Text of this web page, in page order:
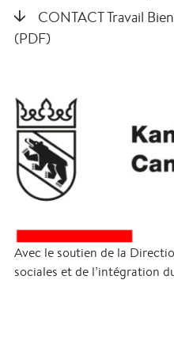
CONTACT Travail
(PDF)
Avec le soutien de la
sociales et de l’intégration